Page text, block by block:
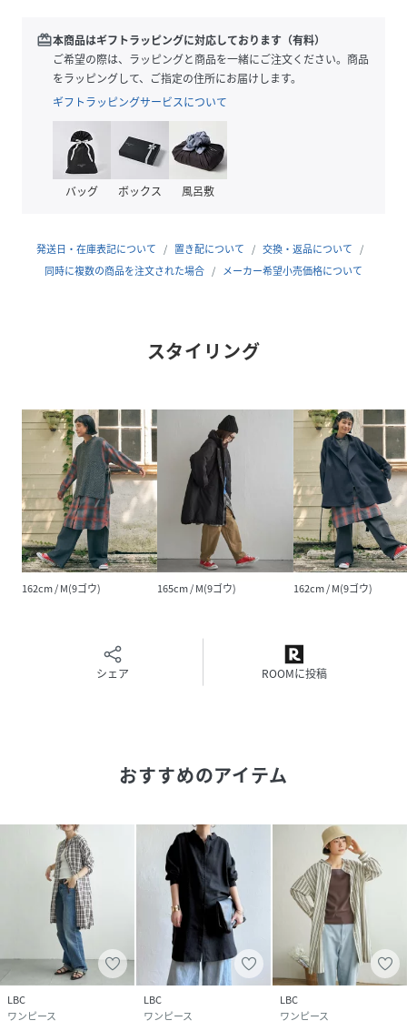
もちろん冬にはニットとのレイヤードもできます。
［洗濯方法］
洗濯の際はネットを使用してください
原産国 中国
品番
MU6331_26440751
(26440751-24-09 MU6331
redeem本商品はギフトラッピングに対応しております（有料）
ご希望の際は、ラッピングと商品を一緒にご注文ください。商品
をラッピングして、ご指定の住所にお届けします。
ギフトラッピングサービスについて
バッグ ボックス 風呂敷
発送日・在庫表記について 置き配について
交換・返品について
同時に複数の商品を注文された場合
メーカー希望小売価格について
スタイリング
162cm / M(9ゴウ) 165cm / M(9ゴウ) 162cm / M(9ゴウ)
シェア ROOMに投稿
おすすめのアイテム
LBC
ワンピース
LBC
ワンピース
LBC
ワンピース